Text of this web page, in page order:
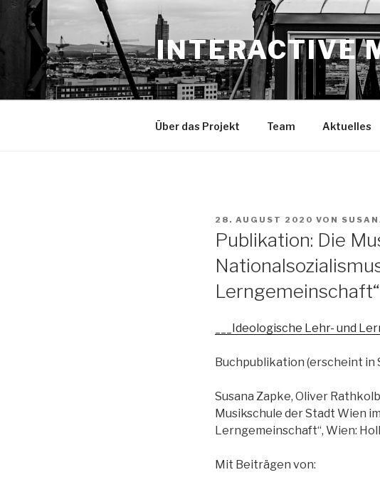
Zum
Inhalt
springen
INTERACTIVE
Über das Projekt Team Aktuelles
VERÖFFENTLICHT
AM
28. AUGUST 2020 VON
Publikation: Die
Lerngemeinschaft“
___Ideologische Lehr- und
Buchpublikation (erscheint in
Susana Zapke, Oliver
Musikschule der Stadt Wien
Lerngemeinschaft“, Wien:
Mit Beiträgen von: